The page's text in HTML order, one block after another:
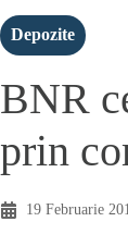
Depozite
BNR
prin
19 Februarie